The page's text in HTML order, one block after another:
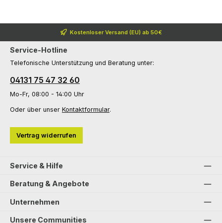
Kostenloser Versand (EU) ab 50€
Service-Hotline
Telefonische Unterstützung und Beratung unter:
04131 75 47 32 60
Mo-Fr, 08:00 - 14:00 Uhr
Oder über unser Kontaktformular.
Vertrag widerrufen
Service & Hilfe
Beratung & Angebote
Unternehmen
Unsere Communities